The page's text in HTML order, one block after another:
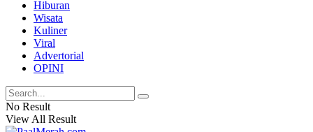
Hiburan
Wisata
Kuliner
Viral
Advertorial
OPINI
No Result
View All Result